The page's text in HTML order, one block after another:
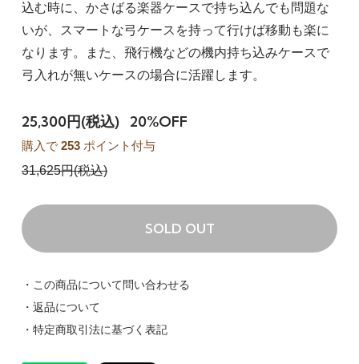
込む時に、かさばる楽器ケースで持ち込んでも問題な
いが、スマートな弓ケースを持って行けば移動も楽に
なります。また、飛行機などの機内持ち込みケースで
弓入れが無いケースの場合に活躍します。
25,300円(税込) 20%OFF
購入で 253ポイント付与
31,625円(税込)
SOLD OUT
・この商品について問い合わせる
・返品について
・特定商取引法に基づく表記